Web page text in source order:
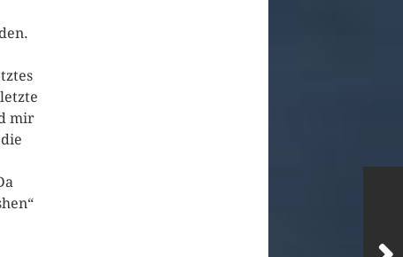
mir